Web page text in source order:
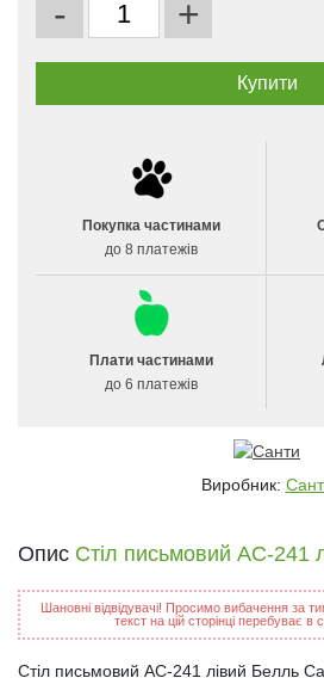
- +
Покупка частинами
до 8 платежів
Плати частинами
до 6 платежів
Виробник:
Опис Стіл письмовий АС-241
Шановні відвідувачі! Просимо вибачення за
текст на цій сторінці перебуває в
Стіл письмовий АС-241 лівий Белль